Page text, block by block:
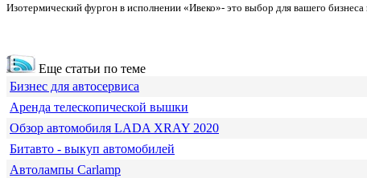
Изотермический фургон в исполнении «Ивеко»- это выбор для вашего
Еще статьи по теме
Бизнес для автосервиса
Аренда телескопической вышки
Обзор автомобиля LADA XRAY 2020
Битавто - выкуп автомобилей
Автолампы Carlamp